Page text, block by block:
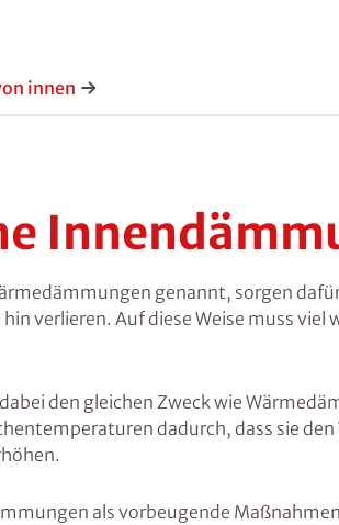
innen
genannt, sorgen
verlieren. Auf diese Weise muss viel
den gleichen Zweck wie
dadurch, dass sie
als vorbeugende